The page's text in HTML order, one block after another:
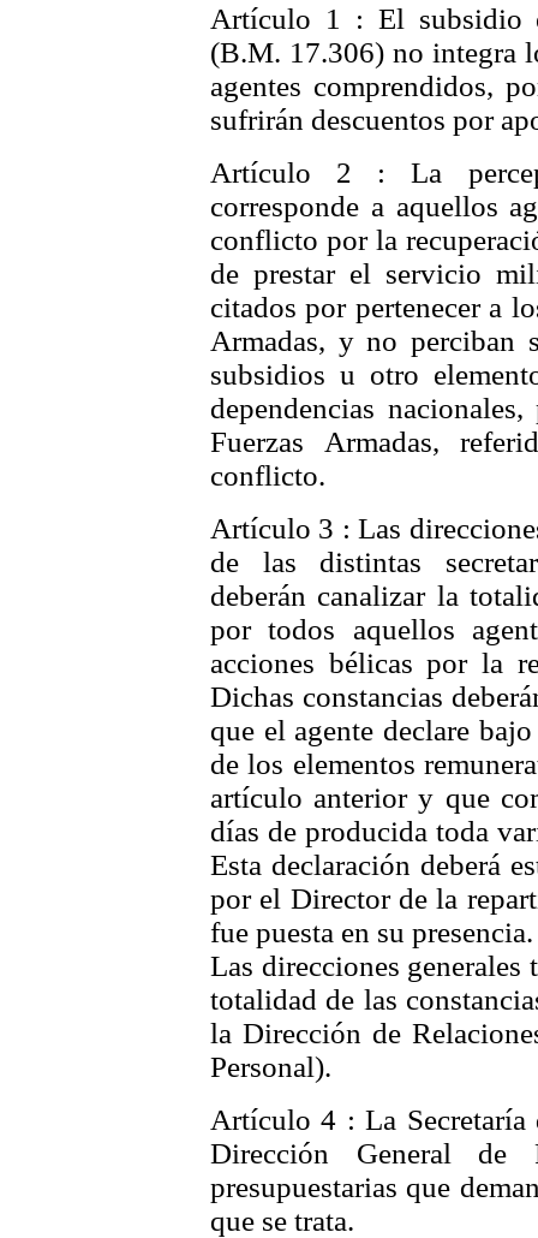
Artículo 1 : El subsidio
(B.M. 17.306) no integra
agentes comprendidos,
sufrirán descuentos por
Artículo 2 : La
corresponde a aquellos
conflicto por la
de prestar el servicio
citados por pertenecer a
Armadas, y no perciban
subsidios u otro
dependencias
Fuerzas Armadas,
conflicto.
Artículo 3 : Las
de las distintas
deberán canalizar la
por todos aquellos
acciones bélicas por la
Dichas constancias
que el agente declare
de los elementos
artículo anterior y que
días de producida toda
Esta declaración deberá
por el Director de la
fue puesta en su presencia.
Las direcciones
totalidad de las
la Dirección de
Personal).
Artículo 4 : La Secretaría
Dirección General de
presupuestarias que
que se trata.